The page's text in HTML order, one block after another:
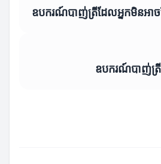
ឧបករណ៍បាញ់ត្រីដែលអ្នកមិនអាច
ឧបករណ៍បាញ់ត្រី